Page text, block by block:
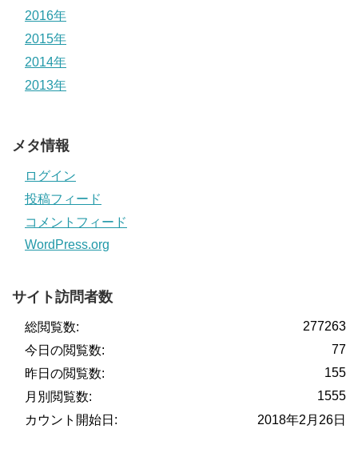
2016年
2015年
2014年
2013年
メタ情報
ログイン
投稿フィード
コメントフィード
WordPress.org
サイト訪問者数
277263
総閲覧数:
77
今日の閲覧数:
155
昨日の閲覧数:
1555
月別閲覧数:
2018年2月26日
カウント開始日: